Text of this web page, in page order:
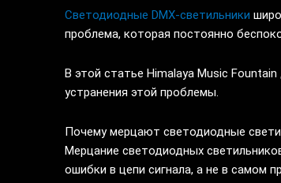
Светодиодные DMX-светильники
проблема, которая постоянно
В этой статье Himalaya Music
устранения этой проблемы.
Почему мерцают светодиодные
Мерцание светодиодных
ошибки в цепи сигнала, а не в самом